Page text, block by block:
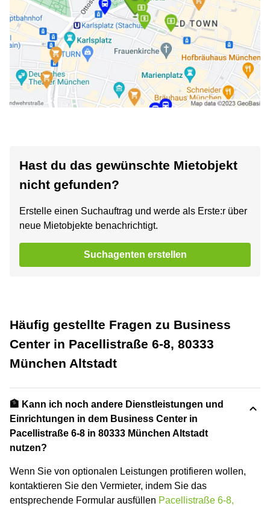
Hast du das gewünschte Mietobjekt
nicht gefunden?
Erstelle einen Suchauftrag und werde als Erste:r über
neue Mietobjekte benachrichtigt.
Suchagenten erstellen
Häufig gestellte Fragen zu Business
Center in Pacellistraße 6-8, 80333
München Altstadt
🏦 Kann ich noch andere Dienstleistungen und
Einrichtungen in dem Business Center in
Pacellistraße 6-8 in 80333 München Altstadt
nutzen?
Wenn Sie von optionalen Leistungen protifieren wollen,
kontaktieren Sie den Vermieter, indem Sie das
entsprechende Formular ausfüllen Pacellistraße 6-8,